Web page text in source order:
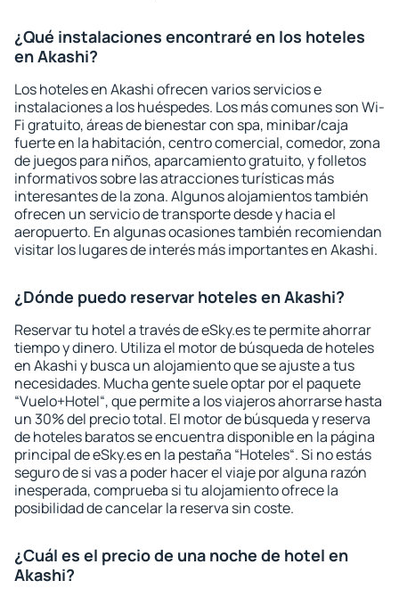
¿Qué instalaciones encontraré en los hoteles
en Akashi?
Los hoteles en Akashi ofrecen varios servicios e
instalaciones a los huéspedes. Los más comunes son Wi-
Fi gratuito, áreas de bienestar con spa, minibar/caja
fuerte en la habitación, centro comercial, comedor, zona
de juegos para niños, aparcamiento gratuito, y folletos
informativos sobre las atracciones turísticas más
interesantes de la zona. Algunos alojamientos también
ofrecen un servicio de transporte desde y hacia el
aeropuerto. En algunas ocasiones también recomiendan
visitar los lugares de interés más importantes en Akashi.
¿Dónde puedo reservar hoteles en Akashi?
Reservar tu hotel a través de eSky.es te permite ahorrar
tiempo y dinero. Utiliza el motor de búsqueda de hoteles
en Akashi y busca un alojamiento que se ajuste a tus
necesidades. Mucha gente suele optar por el paquete
“Vuelo+Hotel“, que permite a los viajeros ahorrarse hasta
un 30% del precio total. El motor de búsqueda y reserva
de hoteles baratos se encuentra disponible en la página
principal de eSky.es en la pestaña “Hoteles“. Si no estás
seguro de si vas a poder hacer el viaje por alguna razón
inesperada, comprueba si tu alojamiento ofrece la
posibilidad de cancelar la reserva sin coste.
¿Cuál es el precio de una noche de hotel en
Akashi?